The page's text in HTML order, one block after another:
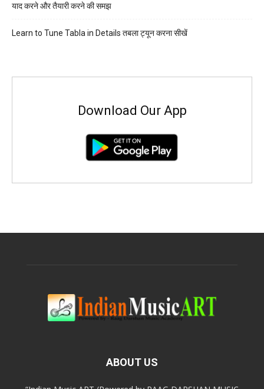
याद करने और तैयारी करने की समझ
Learn to Tune Tabla in Details तबला ट्यून करना सीखें
Download Our App
ABOUT US